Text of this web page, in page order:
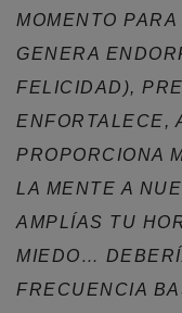
MOMENTO
GENERA
FELICIDAD),
ENFORTALECE,
PROPORCIONA
LA MENTE A
AMPLÍAS TU
MIEDO…
FRECUENCIA